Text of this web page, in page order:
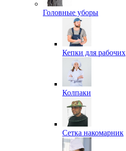
Головные уборы
Кепки для рабочих
Колпаки
Сетка накомарник